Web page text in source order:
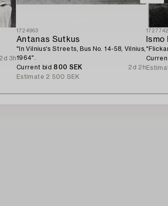
2d 3h
1724963
Antanas Sutkus
"In Vilnius's Streets, Bus No. 14-58, Vilnius,
1964".
Current bid 800 SEK
2d 2h
Estimate 2 500 SEK